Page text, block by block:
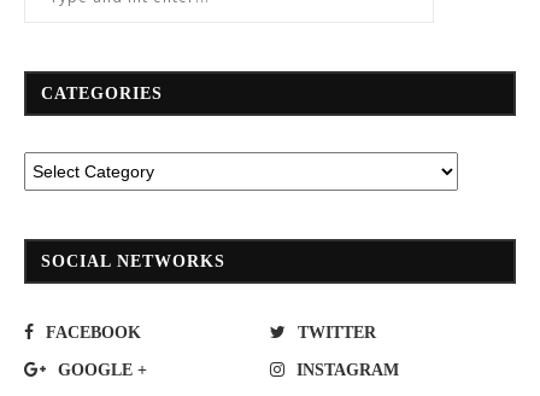
CATEGORIES
SOCIAL NETWORKS
FACEBOOK TWITTER
GOOGLE + INSTAGRAM